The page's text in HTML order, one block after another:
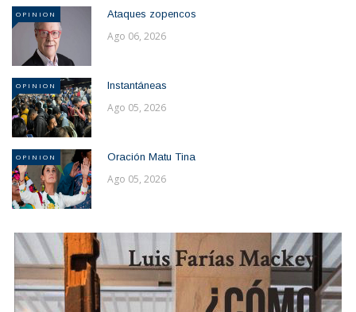
OPINION Ataques zopencos
Ago 06, 2026
OPINION Instantáneas
Ago 05, 2026
OPINION Oración Matu Tina
Ago 05, 2026